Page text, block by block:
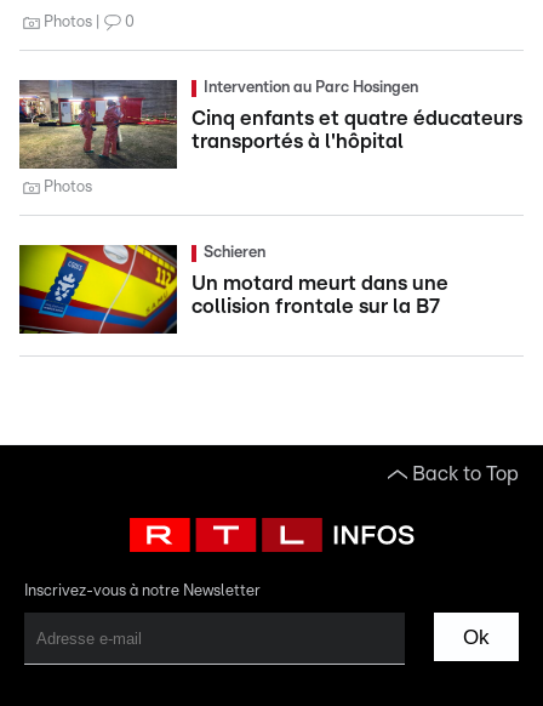
Photos 0
Intervention au Parc Hosingen
Cinq enfants et quatre éducateurs
transportés à l'hôpital
Photos
Schieren
Un motard meurt dans une
collision frontale sur la B7
Back to Top
Inscrivez-vous à notre Newsletter
Ok